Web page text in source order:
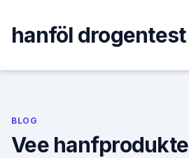
content
hanföl drogentest
BLOG
Vee hanfprodukte